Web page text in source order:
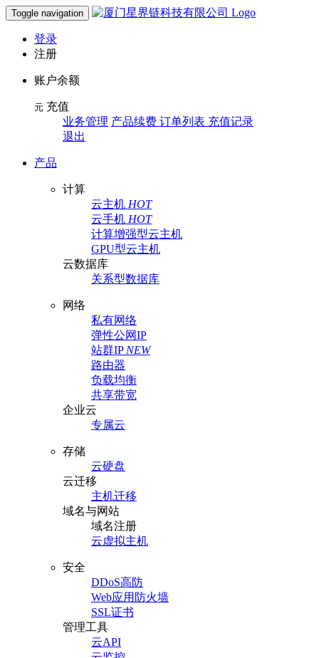
Toggle navigation
登录
注册
账户余额
元 充值
业务管理 产品续费 订单列表 充值记录
退出
产品
计算
云主机 HOT
云手机 HOT
计算增强型云主机
GPU型云主机
云数据库
关系型数据库
网络
私有网络
弹性公网IP
站群IP NEW
路由器
负载均衡
共享带宽
企业云
专属云
存储
云硬盘
云迁移
主机迁移
域名与网站
域名注册
云虚拟主机
安全
DDoS高防
Web应用防火墙
SSL证书
管理工具
云API